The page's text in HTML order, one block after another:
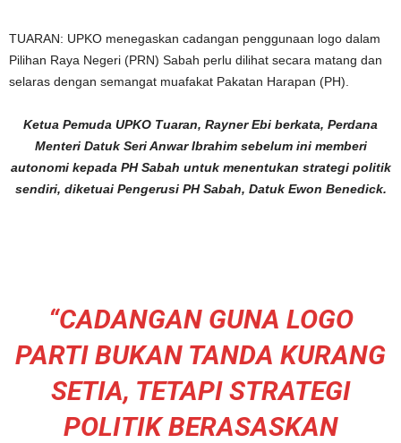
TUARAN: UPKO menegaskan cadangan penggunaan logo dalam
Pilihan Raya Negeri (PRN) Sabah perlu dilihat secara matang dan
selaras dengan semangat muafakat Pakatan Harapan (PH).
Ketua Pemuda UPKO Tuaran, Rayner Ebi berkata, Perdana
Menteri Datuk Seri Anwar Ibrahim sebelum ini memberi
autonomi kepada PH Sabah untuk menentukan strategi politik
sendiri, diketuai Pengerusi PH Sabah, Datuk Ewon Benedick.
“CADANGAN GUNA LOGO
PARTI BUKAN TANDA KURANG
SETIA, TETAPI STRATEGI
POLITIK BERASASKAN